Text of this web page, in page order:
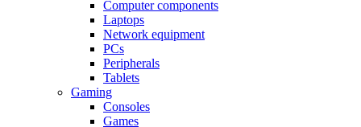
Computer components
Laptops
Network equipment
PCs
Peripherals
Tablets
Gaming
Consoles
Games